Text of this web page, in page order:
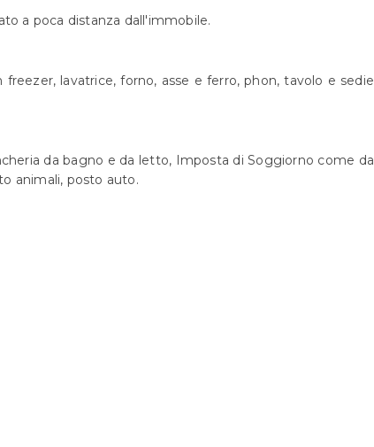
a poca distanza dall'immobile.
lavatrice, forno, asse e ferro, phon, tavolo e sedie
da bagno e da letto, Imposta di Soggiorno come da
animali, posto auto.